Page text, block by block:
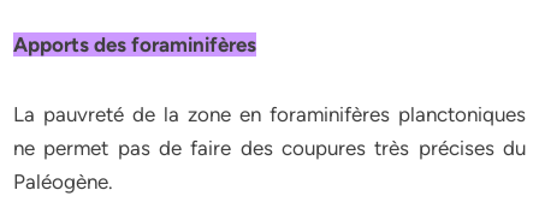
Apports des foraminifères
La pauvreté de la zone en foraminifères planctoniques
ne permet pas de faire des coupures très précises du
Paléogène.